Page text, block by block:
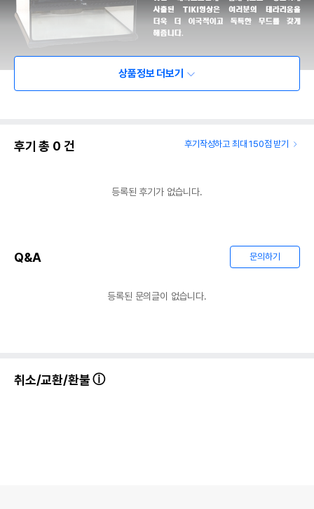
상품정보 더보기
후기 총 0 건 후기작성하고 최대 150점 받기
등록된 후기가 없습니다.
Q&A 문의하기
등록된 문의글이 없습니다.
취소/교환/환불